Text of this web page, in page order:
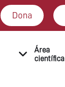
Dona
Área
científica